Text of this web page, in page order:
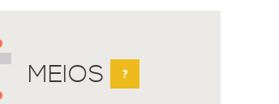
MEIOS ?